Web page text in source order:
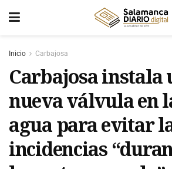
Inicio Carbajosa
Carbajosa instala
nueva válvula en
agua para evitar
incidencias